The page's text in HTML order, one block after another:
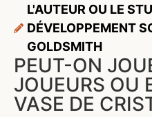
L'AUTEUR OU LE
DÉVELOPPEMENT
GOLDSMITH
PEUT-ON
JOUEURS OU
VASE DE